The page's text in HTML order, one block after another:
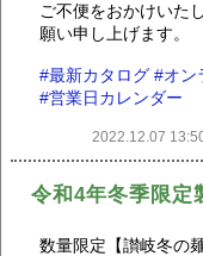
ご不便をおかけいた
願い申し上げます。
#最新カタログ #オン
#営業日カレンダー
2022.12.07
令和4年冬季限定
数量限定【讃岐冬の